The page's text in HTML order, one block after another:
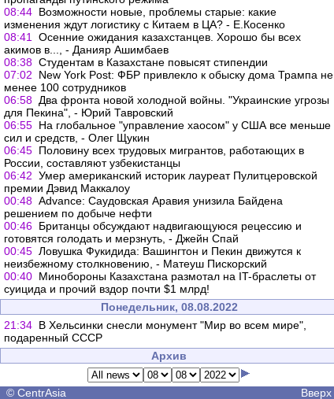
08:44 Возможности новые, проблемы старые: какие
изменения ждут логистику с Китаем в ЦА? - Е.Косенко
08:41
Осенние ожидания казахстанцев. Хорошо бы всех
акимов в..., - Данияр Ашимбаев
08:38 Студентам в Казахстане повысят стипендии
07:02
New York Post: ФБР привлекло к обыску дома Трампа не
менее 100 сотрудников
06:58 Два фронта новой холодной войны. "Украинские угрозы
для Пекина", - Юрий Тавровский
06:55 На глобальное "управление хаосом" у США все меньше
сил и средств, - Олег Щукин
06:45 Половину всех трудовых мигрантов, работающих в
России, составляют узбекистанцы
06:42 Умер американский историк лауреат Пулитцеровской
премии Дэвид Маккалоу
00:48 Advance: Саудовская Аравия унизила Байдена
решением по добыче нефти
00:46 Британцы обсуждают надвигающуюся рецессию и
готовятся голодать и мерзнуть, - Джейн Спай
00:45 Ловушка Фукидида: Вашингтон и Пекин движутся к
неизбежному столкновению, - Матеуш Пискорский
00:40 Минобороны Казахстана размотал на IT-браслеты от
суицида и прочий вздор почти $1 млрд!
Понедельник, 08.08.2022
21:34 В Хельсинки снесли монумент "Мир во всем мире",
подаренный СССР
Архив
© CentrAsia Вверх